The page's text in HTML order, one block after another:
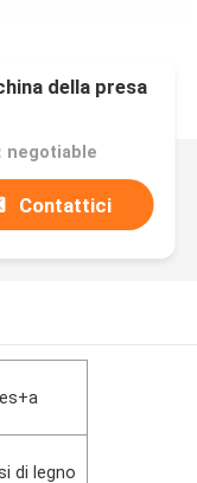
della presa
negotiable
Contattici
di legno